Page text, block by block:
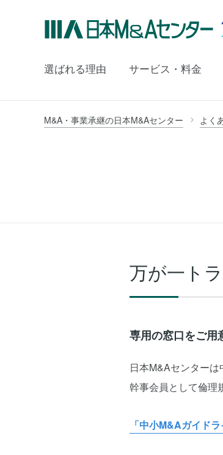
選ばれる理由 サービス・料金
M&A・事業承継の日本M&Aセンター よく
万が一ト
専用の窓口をご用
日本M&Aセンター
幹事会員として倫理
「中小M&Aガイド